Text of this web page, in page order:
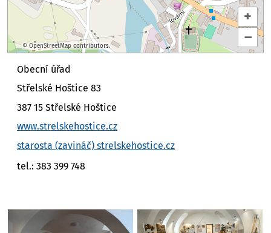
+
–
© OpenStreetMapcontributors.
Obecní úřad
Střelské Hoštice 83
387 15 Střelské Hoštice
www.strelskehostice.cz
starosta (zavináč) strelskehostice.cz
tel.: 383 399 748